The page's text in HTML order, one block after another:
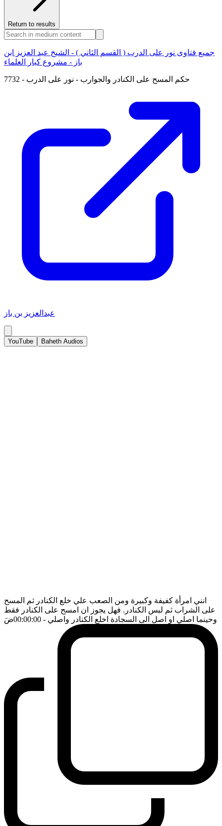
Return to results
جميع فتاوى نور على الدرب ( القسم الثاني ) - الشيخ عبد العزيز ابن
باز - مشروع كبار العلماء
7732 - حكم المسح على الكنادر والجوارب - نور على الدرب
عبدالعزيز بن باز
YouTube Baheth Audios
انني امرأة كفيفة وكبيرة ومن الصعب علي خلع الكنادر ثم المسح
على الشراب ثم لبس الكنادر. فهل يجوز ان امسح على الكنادر فقط
وحينما اصلي او اصل الى السجادة اخلع الكنادر واصلي - 00:00:00 ضَ